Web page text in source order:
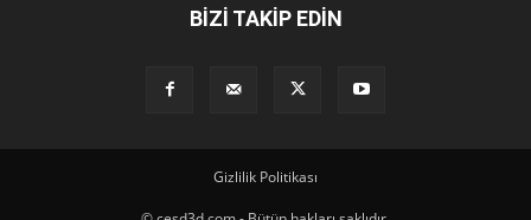
BİZİ TAKİP EDİN
Gizlilik Politikası